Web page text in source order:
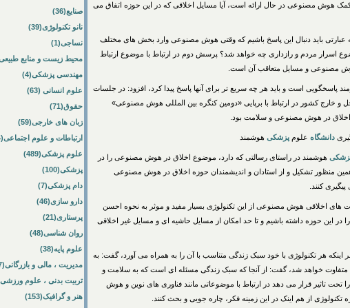
هوش مصنوعی در حال ارائه است، آیا مسایل اخلاقی که در این حوزه اتفاق می
باید دنبال این پاسخ باشیم که وقتی هوش مصنوعی وارد بخش های مختلف
مردم و رازداری چه خواهد شد؟ پرسش دوم در ارتباط با موضوع ارتباط
مصنوعی و مسایل متعاقب آن است.
پاسخگویی است و باید هر چه سریع تر برای آنها پاسخ پیدا کرد، افزود: در جلسات
و خارج کشور در ارتباط با برپایی «دومین کنگره بین المللی هوش مصنوعی»
در هوش مصنوعی و سلامت بود.
دانشگاه علوم پزشکی هوشمند
هوشمند در راستای رسالتی که دارد، موضوع اخلاق در هوش مصنوعی را در
منظور تشکیل و از استادان و اندیشمندان حوزه اخلاق در هوش مصنوعی
کنند.
های اخلاقی هوش مصنوعی از این تکنولوژی بسیار مفید و موثر به نحوه احسن
در این حوزه داشته باشیم و تا حد امکان از مسایل حاشیه ای و مسایل غیر اخلاقی
بر اینکه هر تکنولوژی با خود سبک زندگی متناسب با آن را به همراه می آورد، گفت: به
خواهد شد، گفت: از آنجا که سبک زندگی مسئله ای است که به سلامت و
تحت تاثیر قرار می دهد در ارتباط با موضوعاتی مانند فناوری های نوین و هوش
از هم اینک در این زمینه فکر، چاره جویی و بحث کنند.
صنایع(36)
نانو تکنولوژی(39)
نساجی(1)
محیط زیست و منابع
مهندسی پزشکی(4)
علوم انسانی (63)
حقوق(71)
زبان های خارجی(59)
ارتباطات و علوم اجتماعی(84)
علوم پزشکی(489)
پزشکی(100)
دام پزشکی(7)
دارو سازی(46)
پرستاری(21)
روان شناسی(48)
علوم پایه(38)
مدیریت ، مالی و بازرگانی(57)
تربیت بدنی ، علوم
هنر و گرافیک(153)